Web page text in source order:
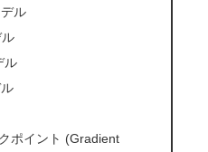
ル
ル
ポイント (Gradient